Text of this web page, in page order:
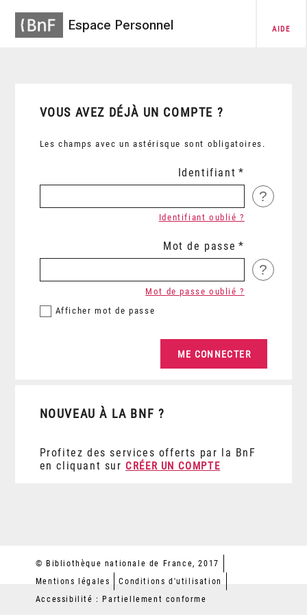
Espace Personnel AIDE
VOUS AVEZ DÉJÀ UN COMPTE ?
Les champs avec un astérisque sont obligatoires.
Identifiant
?
Identifiant oublié ?
Mot de passe
?
Afficher mot de passe
Mot de passe oublié ?
NOUVEAU À LA BNF ?
Profitez des services offerts par la BnF
en cliquant sur CRÉER UN COMPTE
© Bibliothèque nationale de France, 2017
Mentions légales
Conditions d'utilisation
Accessibilité : Partiellement conforme